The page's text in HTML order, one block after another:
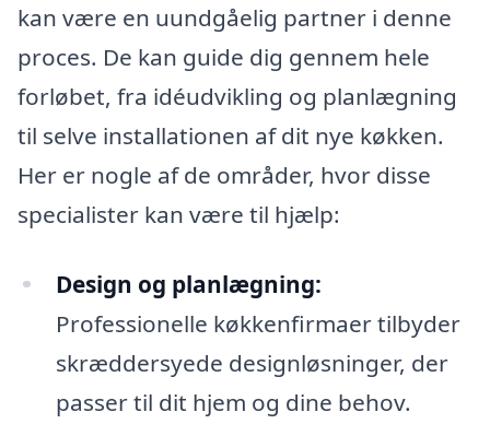
kan være en uundgåelig partner i denne
proces. De kan guide dig gennem hele
forløbet, fra idéudvikling og planlægning
til selve installationen af dit nye køkken.
Her er nogle af de områder, hvor disse
specialister kan være til hjælp:
Design og planlægning:
Professionelle køkkenfirmaer tilbyder
skræddersyede designløsninger, der
passer til dit hjem og dine behov.